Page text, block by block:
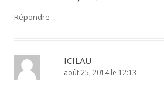
Répondre ↓
ICILAU
août 25, 2014 le 12:13